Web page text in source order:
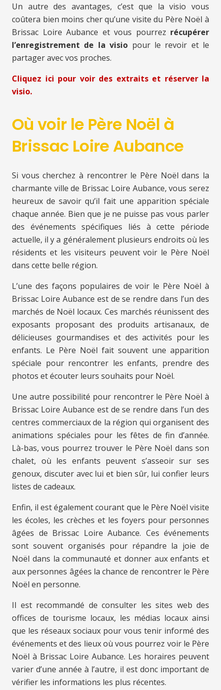
Un autre des avantages, c’est que la visio vous
coûtera bien moins cher qu’une visite du Père Noël à
Brissac Loire Aubance et vous pourrez récupérer
l’enregistrement de la visio pour le revoir et le
partager avec vos proches.
Cliquez ici pour voir des extraits et réserver la
visio.
Où voir le Père Noël à
Brissac Loire Aubance
Si vous cherchez à rencontrer le Père Noël dans la
charmante ville de Brissac Loire Aubance, vous serez
heureux de savoir qu’il fait une apparition spéciale
chaque année. Bien que je ne puisse pas vous parler
des événements spécifiques liés à cette période
actuelle, il y a généralement plusieurs endroits où les
résidents et les visiteurs peuvent voir le Père Noël
dans cette belle région.
L’une des façons populaires de voir le Père Noël à
Brissac Loire Aubance est de se rendre dans l’un des
marchés de Noël locaux. Ces marchés réunissent des
exposants proposant des produits artisanaux, de
délicieuses gourmandises et des activités pour les
enfants. Le Père Noël fait souvent une apparition
spéciale pour rencontrer les enfants, prendre des
photos et écouter leurs souhaits pour Noël.
Une autre possibilité pour rencontrer le Père Noël à
Brissac Loire Aubance est de se rendre dans l’un des
centres commerciaux de la région qui organisent des
animations spéciales pour les fêtes de fin d’année.
Là-bas, vous pourrez trouver le Père Noël dans son
chalet, où les enfants peuvent s’asseoir sur ses
genoux, discuter avec lui et bien sûr, lui confier leurs
listes de cadeaux.
Enfin, il est également courant que le Père Noël visite
les écoles, les crèches et les foyers pour personnes
âgées de Brissac Loire Aubance. Ces événements
sont souvent organisés pour répandre la joie de
Noël dans la communauté et donner aux enfants et
aux personnes âgées la chance de rencontrer le Père
Noël en personne.
Il est recommandé de consulter les sites web des
offices de tourisme locaux, les médias locaux ainsi
que les réseaux sociaux pour vous tenir informé des
événements et des lieux où vous pourrez voir le Père
Noël à Brissac Loire Aubance. Les horaires peuvent
varier d’une année à l’autre, il est donc important de
vérifier les informations les plus récentes.